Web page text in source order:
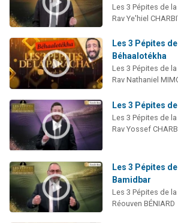
Les 3 Pépites de la
Rav Ye'hiel
Les 3 Pépites
Béhaalotékha
Les 3 Pépites de la
Rav Nathaniel
Les 3 Pépites
Les 3 Pépites de la
Rav Yossef
Les 3 Pépites
Bamidbar
Les 3 Pépites de la
Réouven BÉNIARD